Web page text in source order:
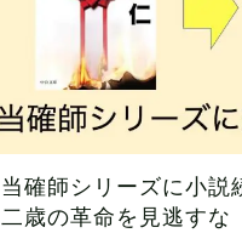
当確師シリーズに小説
二歳の革命を見逃すな